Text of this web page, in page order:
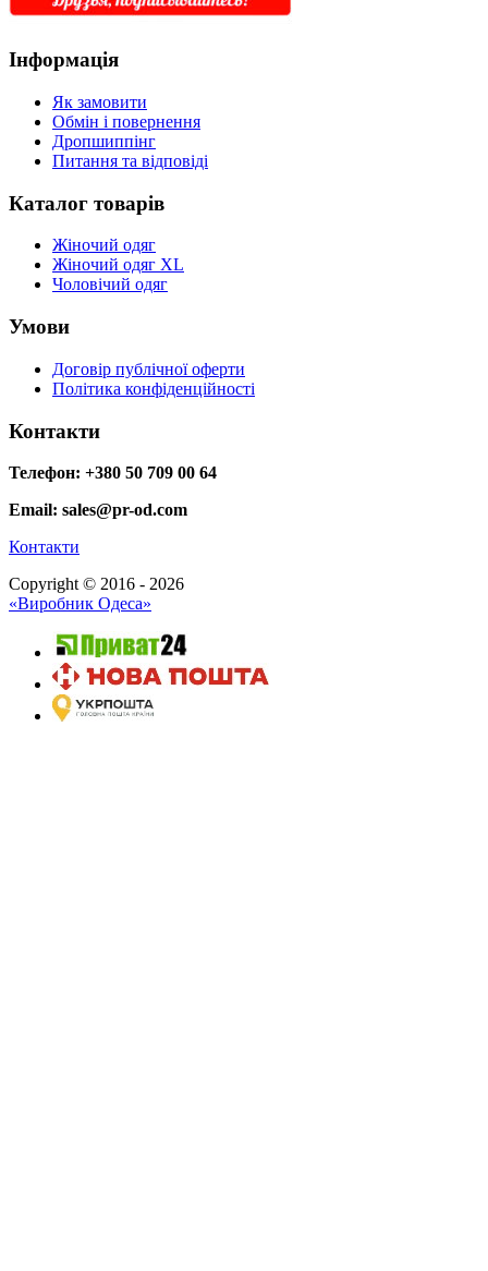
Інформація
Як замовити
Обмін і повернення
Дропшиппінг
Питання та відповіді
Каталог товарів
Жіночий одяг
Жіночий одяг XL
Чоловічий одяг
Умови
Договір публічної оферти
Політика конфіденційності
Контакти
Телефон: +380 50 709 00 64
Email: sales@pr-od.com
Контакти
Copyright © 2016 - 2026
«Виробник Одеса»